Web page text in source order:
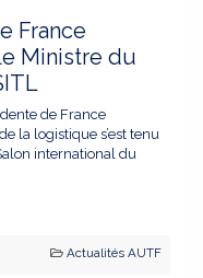
France
Ministre du
de France
la logistique s’est tenu
international du
Actualités AUTF